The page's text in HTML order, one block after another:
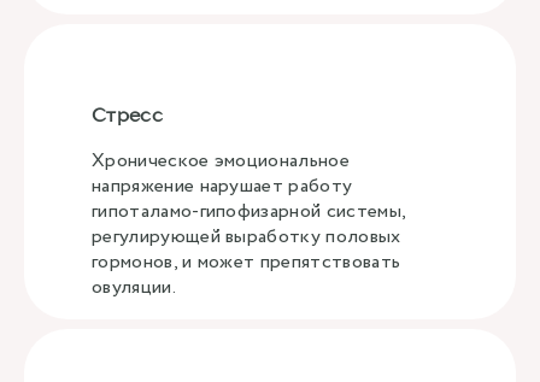
Стресс
Хроническое эмоциональное
напряжение нарушает работу
гипоталамо-гипофизарной системы,
регулирующей выработку половых
гормонов, и может препятствовать
овуляции.